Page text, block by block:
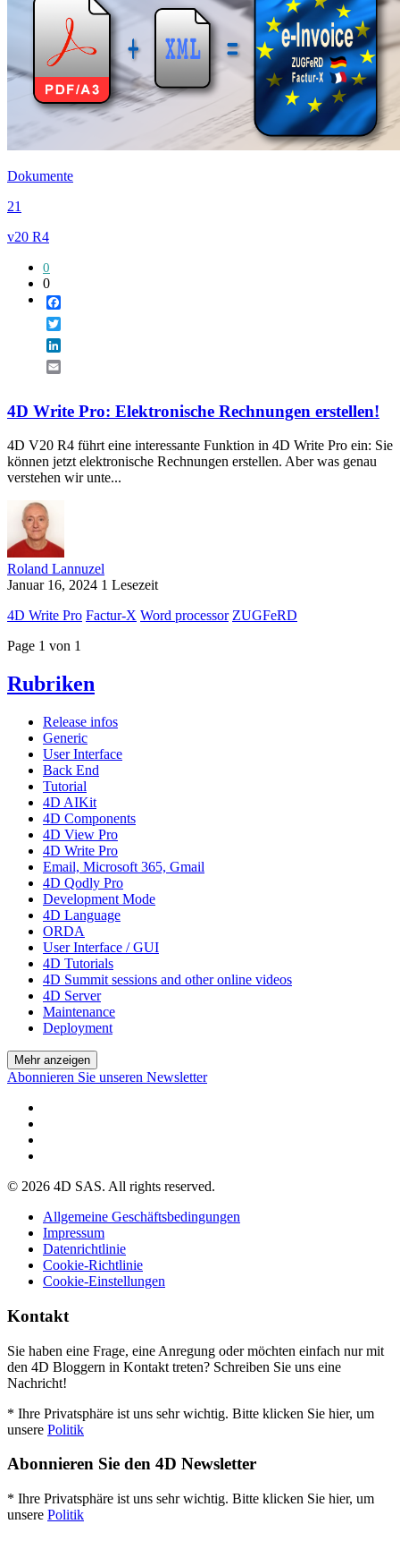
Dokumente
21
v20 R4
0
0
4D Write Pro: Elektronische Rechnungen erstellen!
4D V20 R4 führt eine interessante Funktion in 4D Write Pro ein: Sie
können jetzt elektronische Rechnungen erstellen. Aber was genau
verstehen wir unte...
Roland Lannuzel
Januar 16, 2024 1 Lesezeit
4D Write Pro Factur-X Word processor ZUGFeRD
Page 1 von 1
Rubriken
Release infos
Generic
User Interface
Back End
Tutorial
4D AIKit
4D Components
4D View Pro
4D Write Pro
Email, Microsoft 365, Gmail
4D Qodly Pro
Development Mode
4D Language
ORDA
User Interface / GUI
4D Tutorials
4D Summit sessions and other online videos
4D Server
Maintenance
Deployment
Mehr anzeigen
Abonnieren Sie unseren Newsletter
© 2026 4D SAS. All rights reserved.
Allgemeine Geschäftsbedingungen
Impressum
Datenrichtlinie
Cookie-Richtlinie
Cookie-Einstellungen
Kontakt
Sie haben eine Frage, eine Anregung oder möchten einfach nur mit
den 4D Bloggern in Kontakt treten? Schreiben Sie uns eine
Nachricht!
* Ihre Privatsphäre ist uns sehr wichtig. Bitte klicken Sie hier, um
unsere Politik
Abonnieren Sie den 4D Newsletter
* Ihre Privatsphäre ist uns sehr wichtig. Bitte klicken Sie hier, um
unsere Politik